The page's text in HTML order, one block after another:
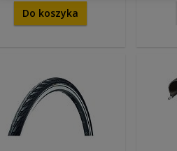
Do koszyka